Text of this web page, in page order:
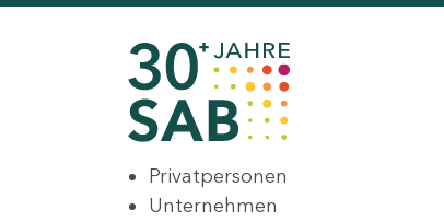
Privatpersonen
Unternehmen